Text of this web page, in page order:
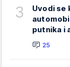
3
Uvodi se
putnika i
25